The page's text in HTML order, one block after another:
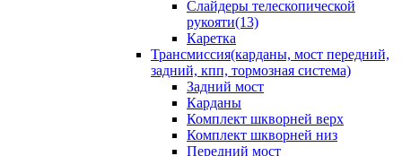
Слайдеры телескопической
рукояти(13)
Каретка
Трансмиссия(карданы, мост передний,
задний, кпп, тормозная система)
Задний мост
Карданы
Комплект шкворней верх
Комплект шкворней низ
Передний мост